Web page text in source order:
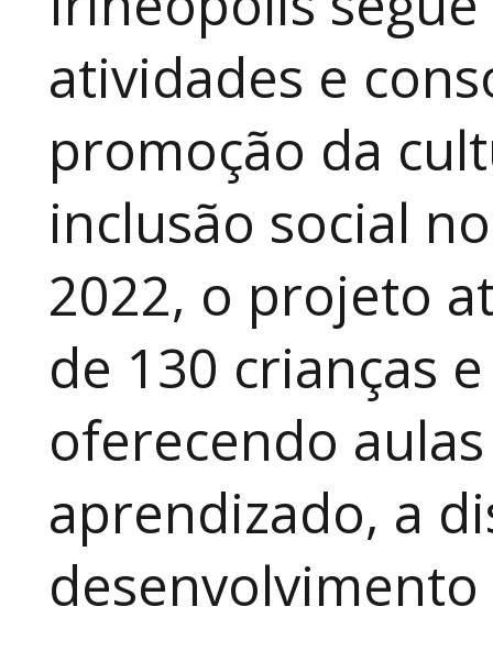
atividades e
promoção da
inclusão social
2022, o projeto
de 130 crianças
oferecendo
aprendizado, a